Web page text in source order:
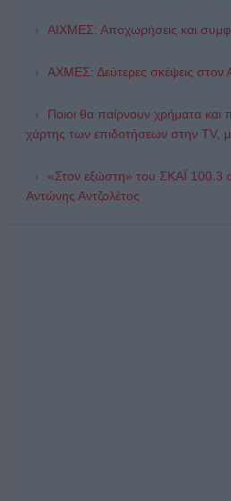
ΑΙΧΜΕΣ: Αποχωρήσεις και
ΑΧΜΕΣ: Δεύτερες σκέψεις στον
Ποιοι θα παίρνουν χρήματα και
χάρτης των επιδοτήσεων στην
«Στον εξώστη» του ΣΚΑΪ 100.3
Αντώνης Αντζολέτος